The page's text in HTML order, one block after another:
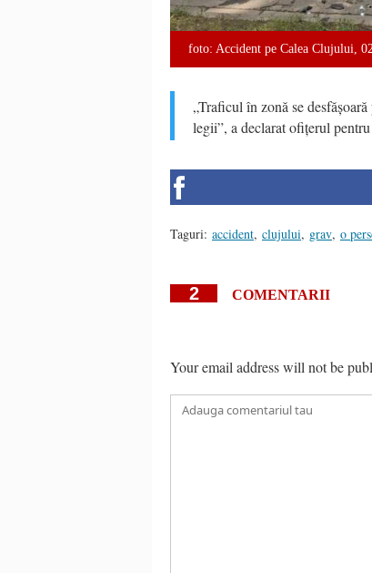
foto: Accident pe Calea Clujului,
„Traficul în zonă se
legii”, a declarat ofițerul
Taguri: accident, clujului, grav, o
2 COMENTARII
Your email address will not be